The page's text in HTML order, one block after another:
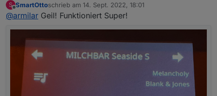
https://raw.githubusercontent.com/joBr99/nspanel-
lovelace-ui/main/ioBroker/NsPanelTs.ts
Achtung
Es reicht dieses mal nicht aus nur den unteren Teil zu
S
Offline
SmartOttoschrieb am 14. Sept. 2022, 18:01
zuletzt editiert von
@armilar Geil! Funktioniert Super!